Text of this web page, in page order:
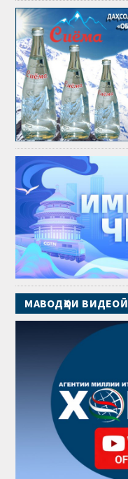
МАВОДҲОИ ВИДЕОӢ